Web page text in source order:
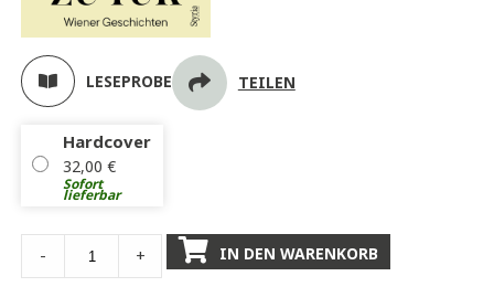
LESEPROBE TEILEN
Hardcover
32,00 €
Sofort
lieferbar
- + IN DEN WARENKORB